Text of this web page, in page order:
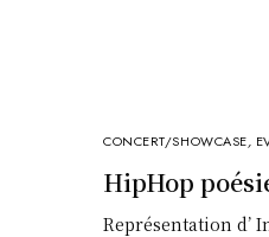
CONCERT/SHOWCASE,
HipHop
Représentation d’